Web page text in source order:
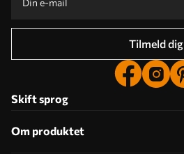
Tilmeld dig
Skift sprog
Om produktet